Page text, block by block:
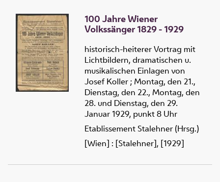
100 Jahre Wiener
Volkssänger 1829 - 1929
historisch-heiterer Vortrag mit
Lichtbildern, dramatischen u.
musikalischen Einlagen von
Josef Koller ; Montag, den 21.,
Dienstag, den 22., Montag, den
28. und Dienstag, den 29.
Januar 1929, punkt 8 Uhr
Etablissement Stalehner (Hrsg.)
[Wien] : [Stalehner], [1929]